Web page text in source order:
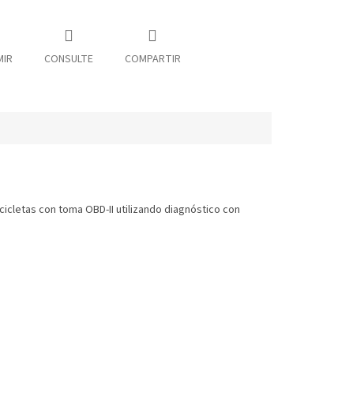
CONSULTE COMPARTIR
con toma OBD-II utilizando diagnóstico con